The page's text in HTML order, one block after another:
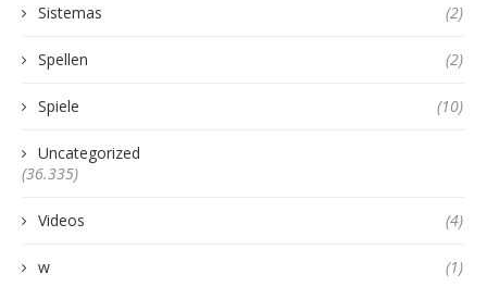
Sistemas (2)
Spellen (2)
Spiele (10)
Uncategorized
(36.335)
Videos (4)
w (1)